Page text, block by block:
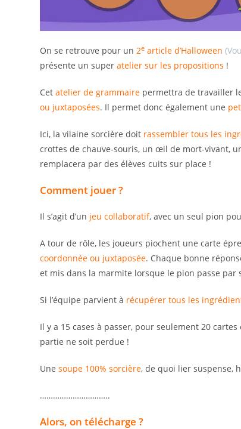
On se retrouve pour un2e article d’Halloween
présente un superatelier sur les propositions !
Cetatelier de grammaire permettra de travailler
ou juxtaposées. Il permet donc également une
Ici, la vilaine sorcière doit rassembler tous les
crottes de chauve-souris, un œil de mort-vivant,
remplacera par des élèves cuits sur place !
Comment jouer ?
Il s’agit d’un jeu collaboratif, avec un seul pion
A tour de rôle, les joueurs piochent une carte
coordonnée ou juxtaposée. Chaque bonne
et mis dans la marmite lorsque le pion passe par
Si l’équipe parvient à récupérer tous les
Il y a 15 cases à passer, pour seulement 20
partie ne soit perdue !
Unesoupe 100% sorcière, de quoi lier suspense,
…………………………..
Alors, on télécharge ?